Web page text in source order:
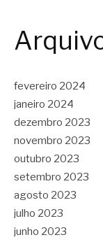
fevereiro 2024
janeiro 2024
dezembro 2023
novembro 2023
outubro 2023
setembro 2023
agosto 2023
julho 2023
junho 2023